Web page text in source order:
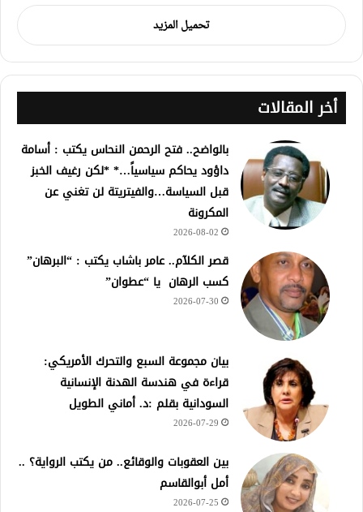
تحميل المزيد
أخر المقالات
بالواضح.. فتح الرحمن النحاس يكتب : أسامة
داؤود يحاكم سياسياً…* *لكن رغيف الخبز
قبل السياسة…والفيتريتة لن تغني عن
المكرونة
2026-08-02
قصر الكلآم.. عامر باشاب يكتب : “البرهان”
كسب الرهان يا “عطوان”
2026-07-30
بيان مجموعة السبع والتحرك الأمريكي:
قراءة في هندسة الهدنة الإنسانية
السودانية بقلم :د. أماني الطويل
2026-07-29
بين العقوبات والوقائع.. من يكتب الرواية؟ ..
أمل أبوالقاسم
2026-07-25